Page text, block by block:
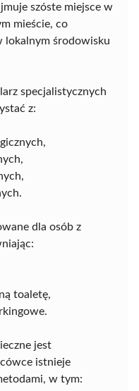
szóste miejsce w
mieście, co
lokalnym środowisku
specjalistycznych
z:
dla osób z
toaletę,
jest
istnieje
w tym: